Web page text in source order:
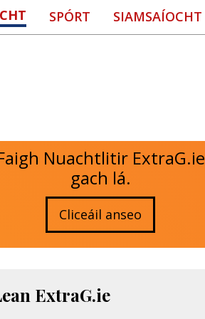
SPÓRT SIAMSAÍOCHT
Nuachtlitir ExtraG.ie
gach lá.
Cliceáil anseo
ExtraG.ie